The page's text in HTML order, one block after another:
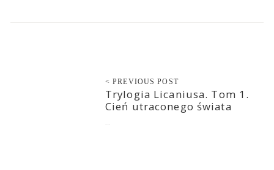
< PREVIOUS POST
Trylogia Licaniusa. Tom 1.
Cień utraconego świata